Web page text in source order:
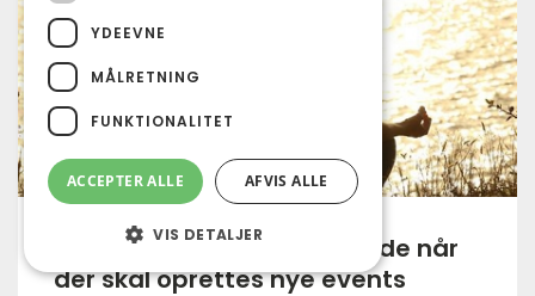
Skabelon - kopier denne side når
der skal oprettes nye events
YDEEVNE
MÅLRETNING
FUNKTIONALITET
ACCEPTER ALLE AFVIS ALLE
VIS DETALJER